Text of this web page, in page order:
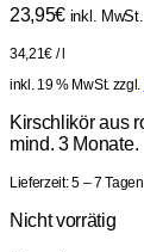
23,95€ inkl. MwSt.
34,21€ /l
inkl. 19 % MwSt. zzgl.
Kirschlikör aus
mind. 3 Monate.
Lieferzeit:5 – 7 Tagen
Nicht vorrätig